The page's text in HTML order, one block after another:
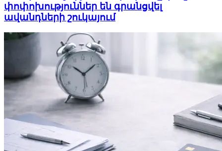
փոփոխություններ են գրանցվել
ավանդների շուկայում